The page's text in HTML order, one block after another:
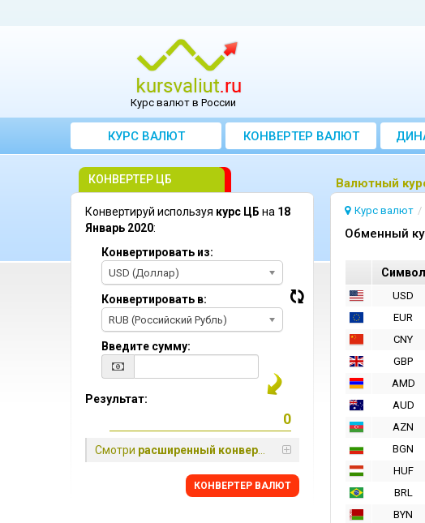
Курс валют в России
КУРС ВАЛЮТ КОНВЕРТЕР ВАЛЮТ
Bалютный
Курс валют
Oбменный
Cимвол
USD
EUR
CNY
GBP
AMD
AUD
AZN
BGN
HUF
BRL
BYN
КОНВЕРТЕР ЦБ
Конвертируй используя курс ЦБ на 18
Январь 2020:
Конвертировать из:
USD (Доллар)
Конвертировать в:
RUB (Российский Рубль)
Введите сумму:
Результат:
Смотри расширенный конвертер
КОНВЕРТЕР ВАЛЮТ